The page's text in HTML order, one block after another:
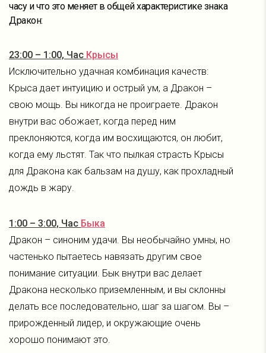
часу и что это меняет в общей характеристике знака
Дракон:
23:00 – 1:00, Час Крысы
Исключительно удачная комбинация качеств:
Крыса дает интуицию и острый ум, а Дракон –
свою мощь. Вы никогда не проиграете. Дракон
внутри вас обожает, когда перед ним
преклоняются, когда им восхищаются, он любит,
когда ему льстят. Так что пылкая страсть Крысы
для Дракона как бальзам на душу, как прохладный
дождь в жару.
1:00 – 3:00, Час Быка
Дракон – синоним удачи. Вы необычайно умны, но
частенько пытаетесь навязать другим свое
понимание ситуации. Бык внутри вас делает
Дракона несколько приземленным, и вы склонны
делать все последовательно, шаг за шагом. Вы –
прирожденный лидер, и окружающие очень
хорошо понимают это.